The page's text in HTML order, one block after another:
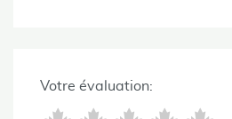
Votre évaluation: